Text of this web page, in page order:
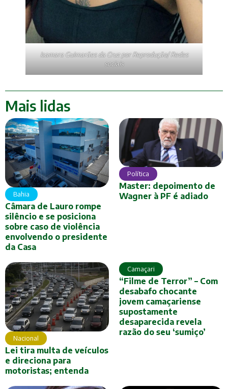
Isamara Guimarães da Cruz por Reprodução/ Redes
sociais
Mais lidas
Bahia
Câmara de Lauro rompe
silêncio e se posiciona
sobre caso de violência
envolvendo o presidente
da Casa
Política
Master: depoimento de
Wagner à PF é adiado
Nacional
Lei tira multa de veículos
e direciona para
motoristas; entenda
Camaçari
“Filme de Terror” – Com
desabafo chocante
jovem camaçariense
supostamente
desaparecida revela
razão do seu ‘sumiço’